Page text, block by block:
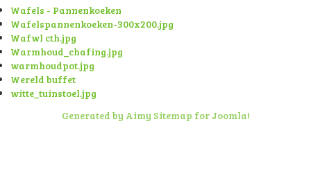
Wafels - Pannenkoeken
Wafelspannenkoeken-300x200.jpg
Wafwl cth.jpg
Warmhoud_chafing.jpg
warmhoudpot.jpg
Wereld buffet
witte_tuinstoel.jpg
Generated by Aimy Sitemap for Joomla!